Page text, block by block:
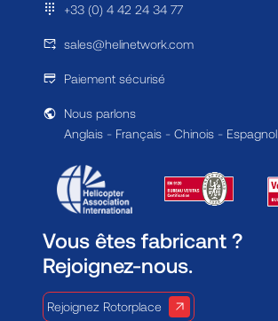
+33 (0) 4 42 24 34 77
sales@helinetwork.com
Paiement sécurisé
Nous parlons
Anglais - Français - Chinois - Espagnol
Vous êtes fabricant ?
Rejoignez-nous.
Rejoignez Rotorplace